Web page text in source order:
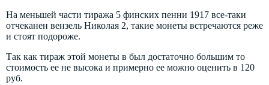
На меньшей части тиража 5 финских пенни 1917 все-таки
отчеканен вензель Николая 2, такие монеты встречаются реже
и стоят подороже.
Так как тираж этой монеты в был достаточно большим то
стоимость ее не высока и примерно ее можно оценить в 120
руб.